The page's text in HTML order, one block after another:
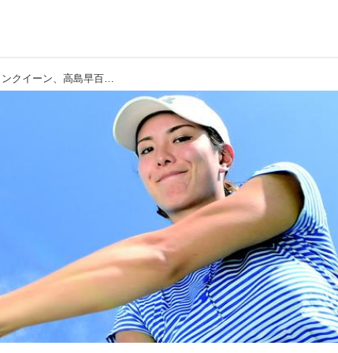
【飛ばし】驚異の365ヤード! 新ドラコンクイーン、高島早百合プロの合言葉は「伸びて、縮んで、伸びる」です! 師匠は和田正義プロ「女性でも、ビギナーでも、飛距離アップ」